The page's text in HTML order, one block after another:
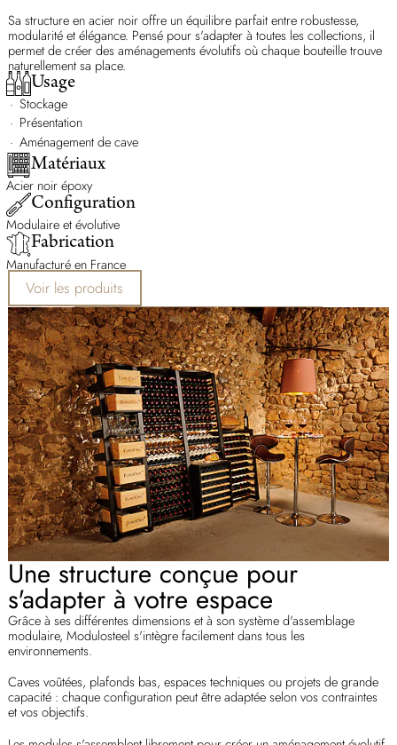
Sa structure en acier noir offre un équilibre parfait entre robustesse,
modularité et élégance. Pensé pour s'adapter à toutes les collections, il
permet de créer des aménagements évolutifs où chaque bouteille trouve
naturellement sa place.
Usage
Stockage
Présentation
Aménagement de cave
Matériaux
Acier noir époxy
Configuration
Modulaire et évolutive
Fabrication
Manufacturé en France
Voir les produits
Une structure conçue pour
s'adapter à votre espace
Grâce à ses différentes dimensions et à son système d'assemblage
modulaire, Modulosteel s'intègre facilement dans tous les
environnements.
Caves voûtées, plafonds bas, espaces techniques ou projets de grande
capacité : chaque configuration peut être adaptée selon vos contraintes
et vos objectifs.